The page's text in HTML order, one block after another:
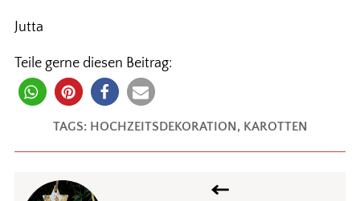
Jutta
Teile gerne diesen Beitrag:
TAGS: HOCHZEITSDEKORATION, KAROTTEN